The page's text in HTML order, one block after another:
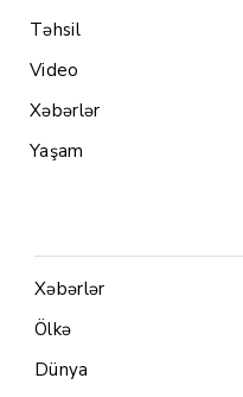
Təhsil
Video
Xəbərlər
Yaşam
Xəbərlər
Ölkə
Dünya